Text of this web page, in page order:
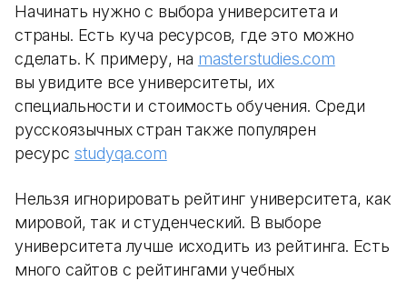
Начинать нужно с выбора университета и
страны. Есть куча ресурсов, где это можно
сделать. К примеру, на masterstudies.com
вы увидите все университеты, их
специальности и стоимость обучения. Среди
русскоязычных стран также популярен
ресурс studyqa.com
Нельзя игнорировать рейтинг университета, как
мировой, так и студенческий. В выборе
университета лучше исходить из рейтинга. Есть
много сайтов с рейтингами учебных